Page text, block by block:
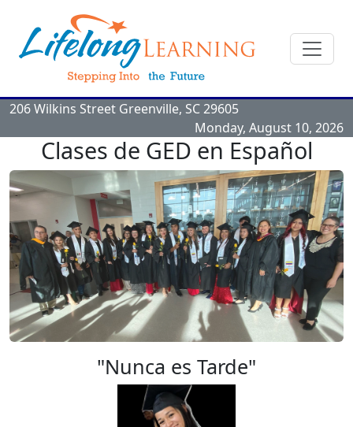
206 Wilkins Street Greenville, SC29605
Monday, August 10, 2026
Clases de GED en Español
"Nunca es Tarde"